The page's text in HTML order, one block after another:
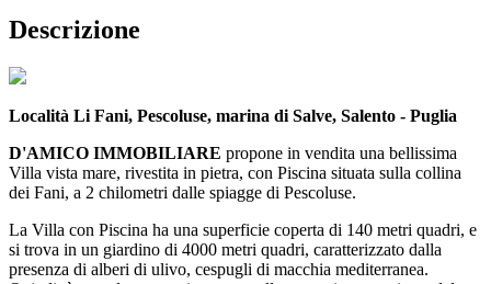
Descrizione
Località Li Fani, Pescoluse, marina di Salve, Salento - Puglia
D'AMICO IMMOBILIARE propone in vendita una bellissima
Villa vista mare, rivestita in pietra, con Piscina situata sulla collina
dei Fani, a 2 chilometri dalle spiagge di Pescoluse.
La Villa con Piscina ha una superficie coperta di 140 metri quadri, e
si trova in un giardino di 4000 metri quadri, caratterizzato dalla
presenza di alberi di ulivo, cespugli di macchia mediterranea.